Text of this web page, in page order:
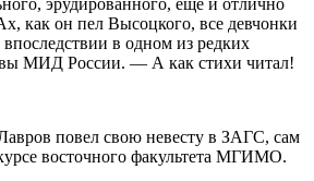
как он пел Высоцкого, все девчонки
в одном из редких
МИД России. — А как стихи читал!
повел свою невесту в ЗАГС, сам
восточного факультета МГИМО.